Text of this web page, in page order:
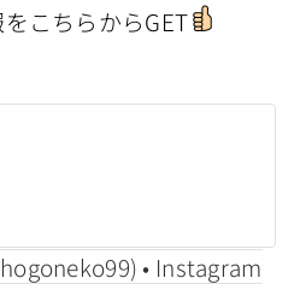
こちらからGET
• Instagram